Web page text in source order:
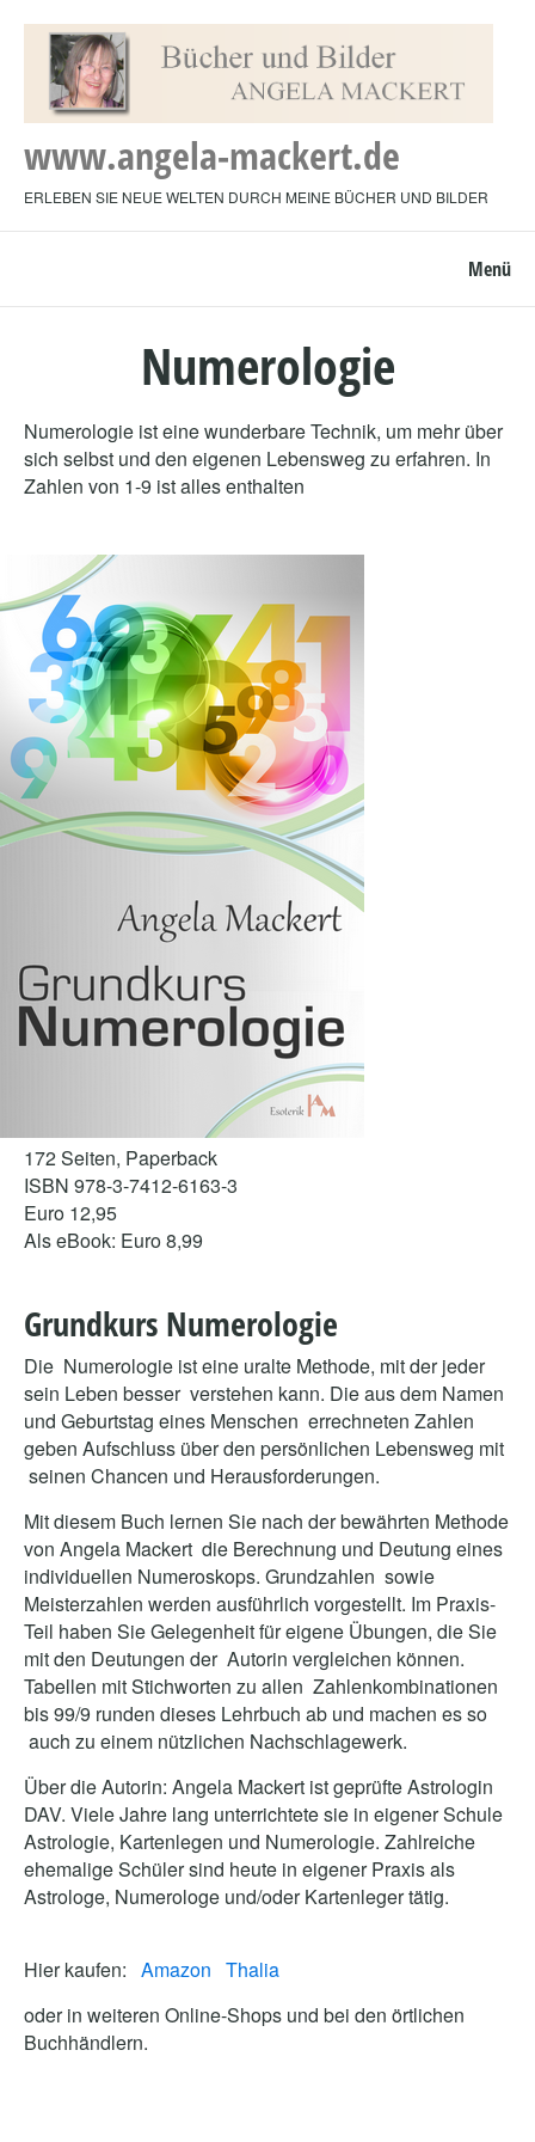
www.angela-mackert.de
ERLEBEN SIE NEUE WELTEN DURCH MEINE BÜCHER UND BILDER
Menü
Numerologie
Numerologie ist eine wunderbare Technik, um mehr über
sich selbst und den eigenen Lebensweg zu erfahren. In
Zahlen von 1-9 ist alles enthalten
172 Seiten, Paperback
ISBN 978-3-7412-6163-3
Euro 12,95
Als eBook: Euro 8,99
Grundkurs Numerologie
Die Numerologie ist eine uralte Methode, mit der jeder
sein Leben besser verstehen kann. Die aus dem Namen
und Geburtstag eines Menschen errechneten Zahlen
geben Aufschluss über den persönlichen Lebensweg mit
seinen Chancen und Herausforderungen.
Mit diesem Buch lernen Sie nach der bewährten Methode
von Angela Mackert die Berechnung und Deutung eines
individuellen Numeroskops. Grundzahlen sowie
Meisterzahlen werden ausführlich vorgestellt. Im Praxis-
Teil haben Sie Gelegenheit für eigene Übungen, die Sie
mit den Deutungen der Autorin vergleichen können.
Tabellen mit Stichworten zu allen Zahlenkombinationen
bis 99/9 runden dieses Lehrbuch ab und machen es so
auch zu einem nützlichen Nachschlagewerk.
Über die Autorin: Angela Mackert ist geprüfte Astrologin
DAV. Viele Jahre lang unterrichtete sie in eigener Schule
Astrologie, Kartenlegen und Numerologie. Zahlreiche
ehemalige Schüler sind heute in eigener Praxis als
Astrologe, Numerologe und/oder Kartenleger tätig.
Hier kaufen: Amazon Thalia
oder in weiteren Online-Shops und bei den örtlichen
Buchhändlern.